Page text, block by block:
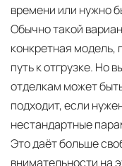
времени или нужно
Обычно такой
конкретная модель,
путь к отгрузке. Но
отделкам может
подходит, если
нестандартные
Это даёт больше
внимательности на